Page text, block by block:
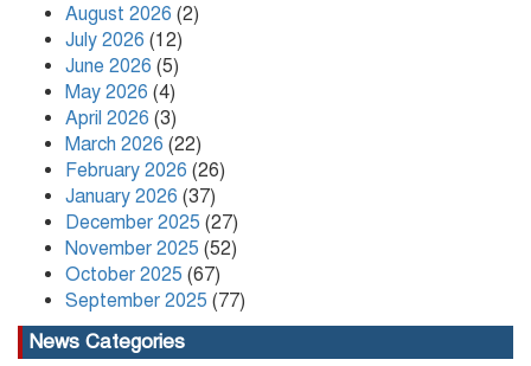
Kafi Sued Over Alleged Land
Grabbing and Extortion
কলাপাড়ায় ৪০ পিস ইয়াবা সহ এক যুবক
গ্রেপ্তার
August 2026 (2)
July 2026 (12)
June 2026 (5)
May 2026 (4)
April 2026 (3)
March 2026 (22)
February 2026 (26)
January 2026 (37)
December 2025 (27)
November 2025 (52)
October 2025 (67)
September 2025 (77)
News Categories